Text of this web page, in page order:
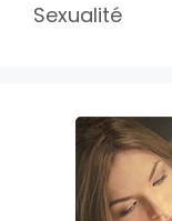
Sexualité